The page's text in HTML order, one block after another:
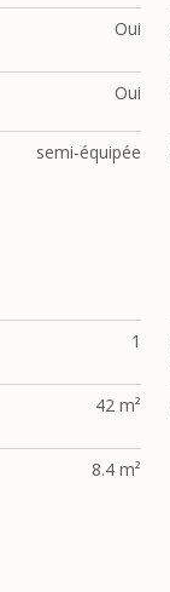
Oui
Oui
semi-équipée
1
42 m²
8.4 m²